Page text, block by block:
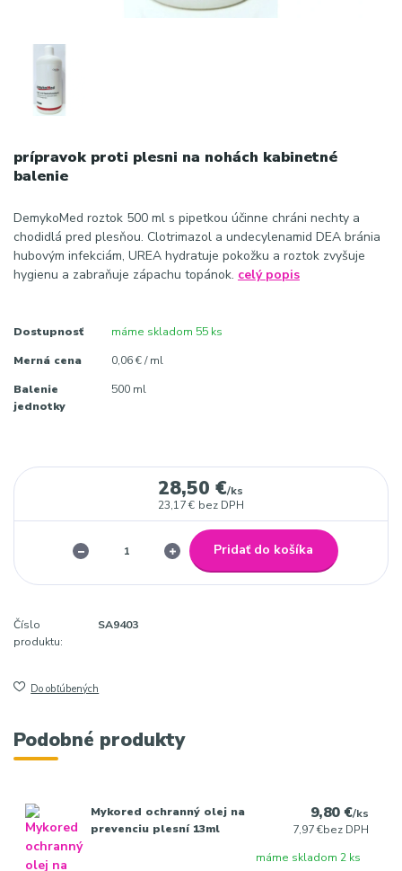
prípravok proti plesni na nohách kabinetné
balenie
DemykoMed roztok 500 ml s pipetkou účinne chráni nechty a
chodidlá pred plesňou. Clotrimazol a undecylenamid DEA bránia
hubovým infekciám, UREA hydratuje pokožku a roztok zvyšuje
hygienu a zabraňuje zápachu topánok. celý popis
Dostupnosť máme skladom 55 ks
Merná cena 0,06 € / ml
Balenie
jednotky
500 ml
28,50 €/ks
23,17 € bez DPH
Pridať do košíka
Číslo
produktu:
SA9403
Do obľúbených
Podobné produkty
Mykored ochranný olej na
prevenciu plesní 13ml
9,80 €/ks
7,97 €bez DPH
máme skladom 2 ks